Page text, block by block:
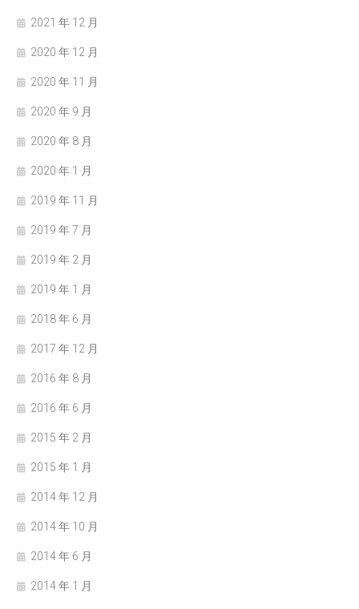
2021 年 12 月
2020 年 12 月
2020 年 11 月
2020 年 9 月
2020 年 8 月
2020 年 1 月
2019 年 11 月
2019 年 7 月
2019 年 2 月
2019 年 1 月
2018 年 6 月
2017 年 12 月
2016 年 8 月
2016 年 6 月
2015 年 2 月
2015 年 1 月
2014 年 12 月
2014 年 10 月
2014 年 6 月
2014 年 1 月